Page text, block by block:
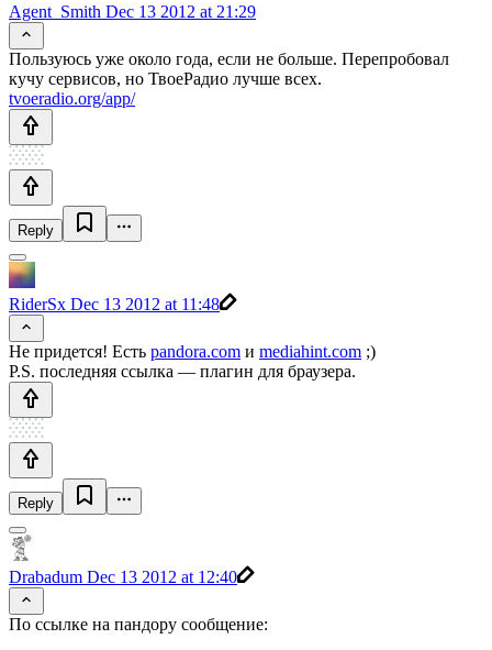
Agent_Smith Dec 13 2012 at 21:29
Пользуюсь уже около года, если не больше. Перепробовал
кучу сервисов, но ТвоеРадио лучше всех.
tvoeradio.org/app/
Reply
RiderSx Dec 13 2012 at 11:48
Не придется! Есть pandora.com и mediahint.com ;)
P.S. последняя ссылка — плагин для браузера.
Reply
Drabadum Dec 13 2012 at 12:40
По ссылке на пандору сообщение: